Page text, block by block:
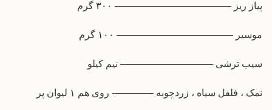
پیاز ریز ———————————— ۳۰۰ گرم
موسیر ———————————— ۱۰۰ گرم
سیب ترشی —————————– نیم کیلو
نمک ، فلفل سیاه ، زردچوبه ————- روی هم ۱ لیوان پر